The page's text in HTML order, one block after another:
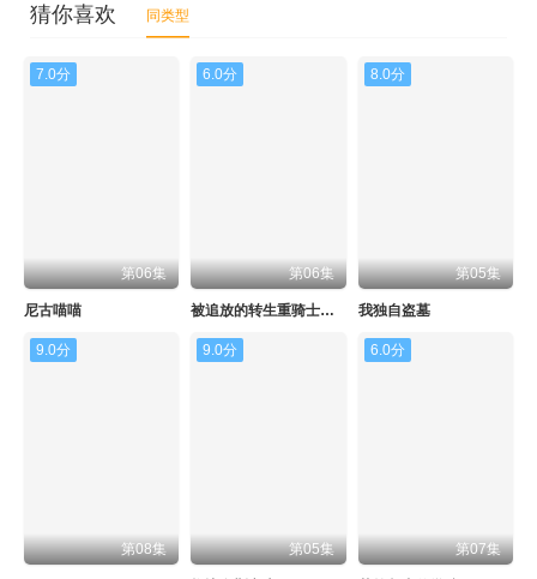
猜你喜欢 同类型
7.0分
第06集
尼古喵喵
6.0分
第06集
被追放的转生重骑士用游戏知识开无双
8.0分
第05集
我独自盗墓
9.0分
第08集
9.0分
第05集
6.0分
第07集